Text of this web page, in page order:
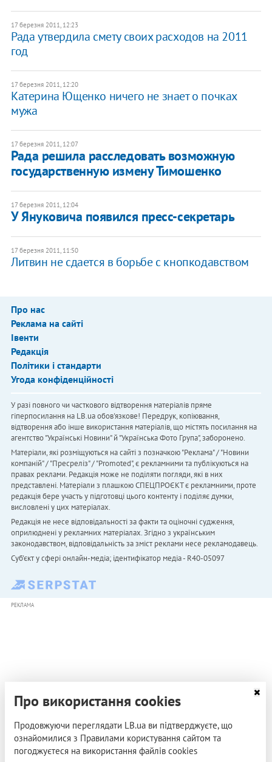
17 березня 2011, 12:23
Рада утвердила смету своих расходов на 2011
год
17 березня 2011, 12:20
Катерина Ющенко ничего не знает о почках
мужа
17 березня 2011, 12:07
Рада решила расследовать возможную
государственную измену Тимошенко
17 березня 2011, 12:04
​У Януковича появился пресс-секретарь
17 березня 2011, 11:50
Литвин не сдается в борьбе с кнопкодавством
Про нас
Реклама на сайті
Івенти
Редакція
Політики і стандарти
Угода конфіденційності
У разі повного чи часткового відтворення матеріалів пряме
гіперпосилання на LB.ua обов'язкове! Передрук, копіювання,
відтворення або інше використання матеріалів, що містять посилання на
агентство "Українськi Новини" й "Українська Фото Група", заборонено.
Матеріали, які розміщуються на сайті з позначкою "Реклама" / "Новини
компаній" / "Пресреліз" / "Promoted", є рекламними та публікуються на
правах реклами. Редакція може не поділяти погляди, які в них
представлені. Матеріали з плашкою СПЕЦПРОЄКТ є рекламними, проте
редакція бере участь у підготовці цього контенту і поділяє думки,
висловлені у цих матеріалах.
Редакція не несе відповідальності за факти та оціночні судження,
оприлюднені у рекламних матеріалах. Згідно з українським
законодавством, відповідальність за зміст реклами несе рекламодавець.
Cуб'єкт у сфері онлайн-медіа; ідентифікатор медіа - R40-05097
РЕКЛАМА
Про використання cookies
Продовжуючи переглядати LB.ua ви підтверджуєте, що
ознайомилися з Правилами користування сайтом та
погоджуєтеся на використання файлів cookies